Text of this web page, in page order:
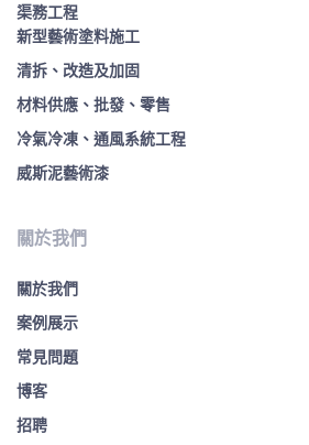
渠務工程
新型藝術塗料施工
清拆、改造及加固
材料供應、批發、零售
冷氣冷凍、通風系統工程
威斯泥藝術漆
關於我們
關於我們
案例展示
常見問題
博客
招聘